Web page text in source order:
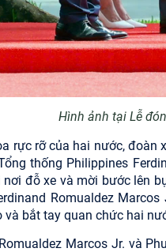
Hình ảnh tại Lễ đón
rực rỡ của hai nước, đoàn
thống Philippines
đỗ xe và mời bước lên
Romualdez
bắt tay quan chức hai
Marcos Jr. và